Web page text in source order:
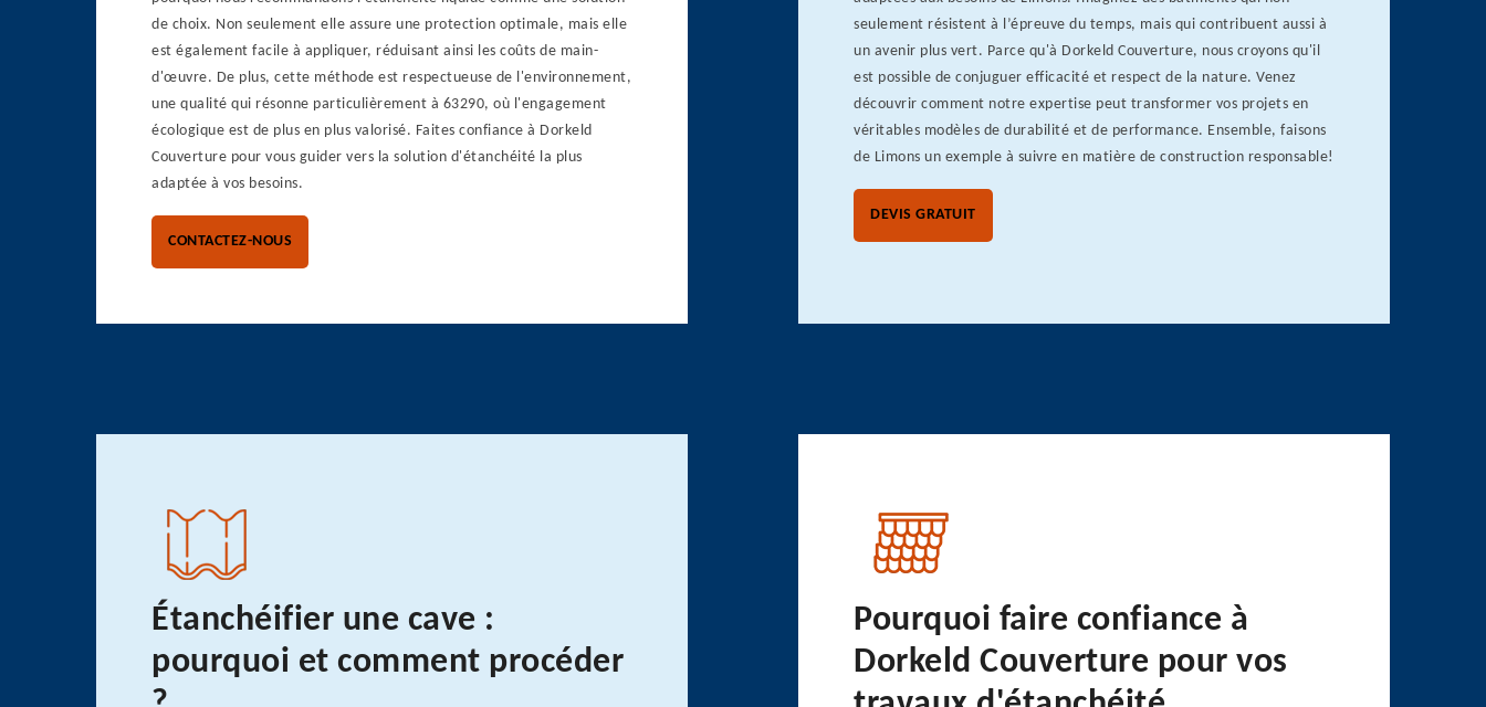
de choix. Non seulement elle assure une protection optimale, mais elle
est également facile à appliquer, réduisant ainsi les coûts de main-
d'œuvre. De plus, cette méthode est respectueuse de l'environnement,
une qualité qui résonne particulièrement à 63290, où l'engagement
écologique est de plus en plus valorisé. Faites confiance à Dorkeld
Couverture pour vous guider vers la solution d'étanchéité la plus
adaptée à vos besoins.
CONTACTEZ-NOUS
seulement résistent à l’épreuve du temps, mais qui contribuent aussi à
un avenir plus vert. Parce qu'à Dorkeld Couverture, nous croyons qu'il
est possible de conjuguer efficacité et respect de la nature. Venez
découvrir comment notre expertise peut transformer vos projets en
véritables modèles de durabilité et de performance. Ensemble, faisons
de Limons un exemple à suivre en matière de construction responsable!
DEVIS GRATUIT
Étanchéifier une cave :
pourquoi et comment procéder
Pourquoi faire confiance à
Dorkeld Couverture pour vos